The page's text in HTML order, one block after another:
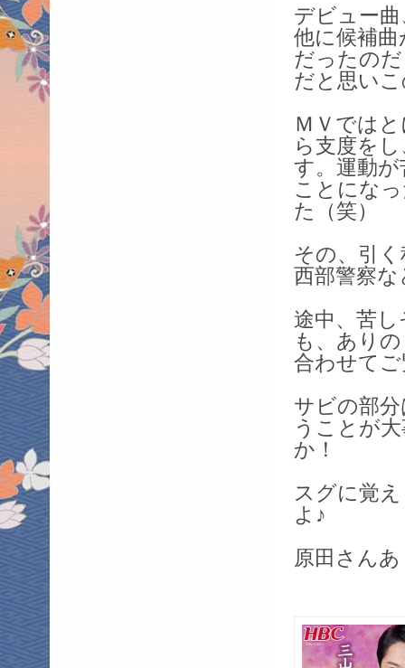
デビュー曲
他に候補
だったの
だと思い
ＭＶでは
ら支度を
す。運動
ことにな
た（笑）
その、引
西部警察
途中、苦
も、あり
合わせて
サビの部
うことが
か！
スグに覚
よ♪
原田さん